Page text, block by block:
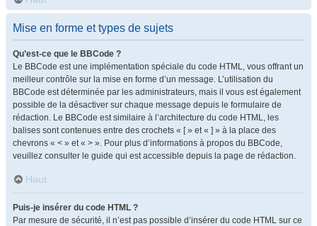
Mise en forme et types de sujets
Qu’est-ce que le BBCode ?
Le BBCode est une implémentation spéciale du code HTML, vous offrant un
meilleur contrôle sur la mise en forme d’un message. L’utilisation du
BBCode est déterminée par les administrateurs, mais il vous est également
possible de la désactiver sur chaque message depuis le formulaire de
rédaction. Le BBCode est similaire à l’architecture du code HTML, les
balises sont contenues entre des crochets « [ » et « ] » à la place des
chevrons « < » et « > ». Pour plus d’informations à propos du BBCode,
veuillez consulter le guide qui est accessible depuis la page de rédaction.
Haut
Puis-je insérer du code HTML ?
Par mesure de sécurité, il n’est pas possible d’insérer du code HTML sur ce